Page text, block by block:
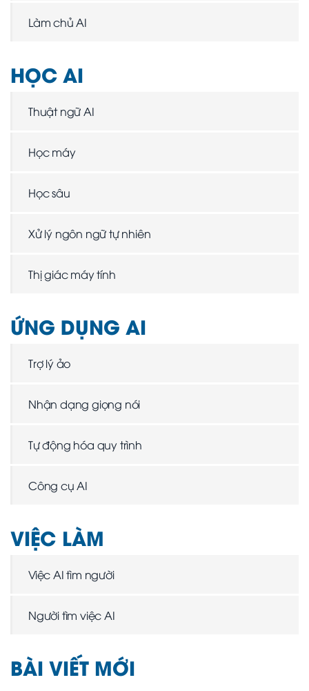
Làm chủ AI
HỌC AI
Thuật ngữ AI
Học máy
Học sâu
Xử lý ngôn ngữ tự nhiên
Thị giác máy tính
ỨNG DỤNG AI
Trợ lý ảo
Nhận dạng giọng nói
Tự động hóa quy trình
Công cụ AI
VIỆC LÀM
Việc AI tìm người
Người tìm việc AI
BÀI VIẾT MỚI